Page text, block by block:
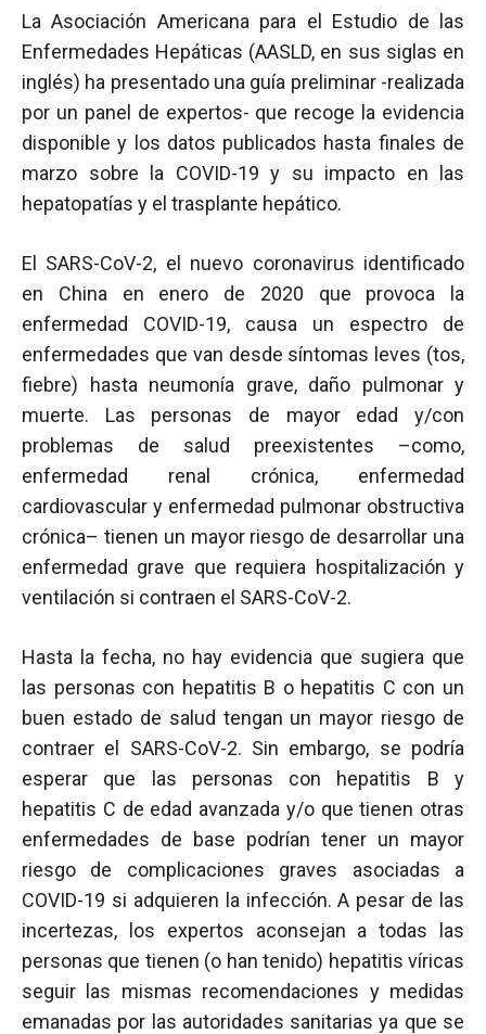
La Asociación Americana para el Estudio de las
Enfermedades Hepáticas (AASLD, en sus siglas en
inglés) ha presentado una guía preliminar -realizada
por un panel de expertos- que recoge la evidencia
disponible y los datos publicados hasta finales de
marzo sobre la COVID-19 y su impacto en las
hepatopatías y el trasplante hepático.
El SARS-CoV-2, el nuevo coronavirus identificado
en China en enero de 2020 que provoca la
enfermedad COVID-19, causa un espectro de
enfermedades que van desde síntomas leves (tos,
fiebre) hasta neumonía grave, daño pulmonar y
muerte. Las personas de mayor edad y/con
problemas de salud preexistentes –como,
enfermedad renal crónica, enfermedad
cardiovascular y enfermedad pulmonar obstructiva
crónica– tienen un mayor riesgo de desarrollar una
enfermedad grave que requiera hospitalización y
ventilación si contraen el SARS-CoV-2.
Hasta la fecha, no hay evidencia que sugiera que
las personas con hepatitis B o hepatitis C con un
buen estado de salud tengan un mayor riesgo de
contraer el SARS-CoV-2. Sin embargo, se podría
esperar que las personas con hepatitis B y
hepatitis C de edad avanzada y/o que tienen otras
enfermedades de base podrían tener un mayor
riesgo de complicaciones graves asociadas a
COVID-19 si adquieren la infección. A pesar de las
incertezas, los expertos aconsejan a todas las
personas que tienen (o han tenido) hepatitis víricas
seguir las mismas recomendaciones y medidas
emanadas por las autoridades sanitarias ya que se